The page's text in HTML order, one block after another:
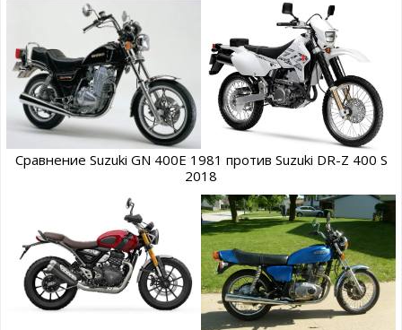
Сравнение Suzuki GN 400E 1981 против Suzuki DR-Z 400 S
2018